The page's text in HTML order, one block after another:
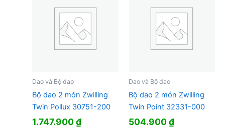
Dao và Bộ dao
Bộ dao 2 món Zwilling
Twin Pollux 30751-200
1.747.900₫
Dao và Bộ dao
Bộ dao 2 món Zwilling
Twin Point 32331-000
504.900₫